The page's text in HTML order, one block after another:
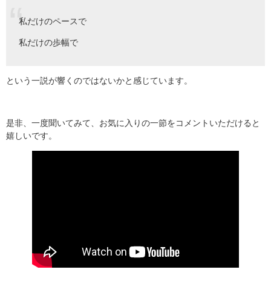
私だけのペースで
私だけの歩幅で
という一説が響くのではないかと感じています。
是非、一度聞いてみて、お気に入りの一節をコメントいただけると
嬉しいです。